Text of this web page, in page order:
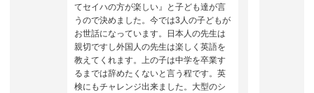
てセイハの方が楽しい』と子ども達が言
うので決めました。今では3人の子どもが
お世話になっています。日本人の先生は
親切ですし外国人の先生は楽しく英語を
教えてくれます。上の子は中学を卒業す
るまでは辞めたくないと言う程です。英
検にもチャレンジ出来ました。大型のシ